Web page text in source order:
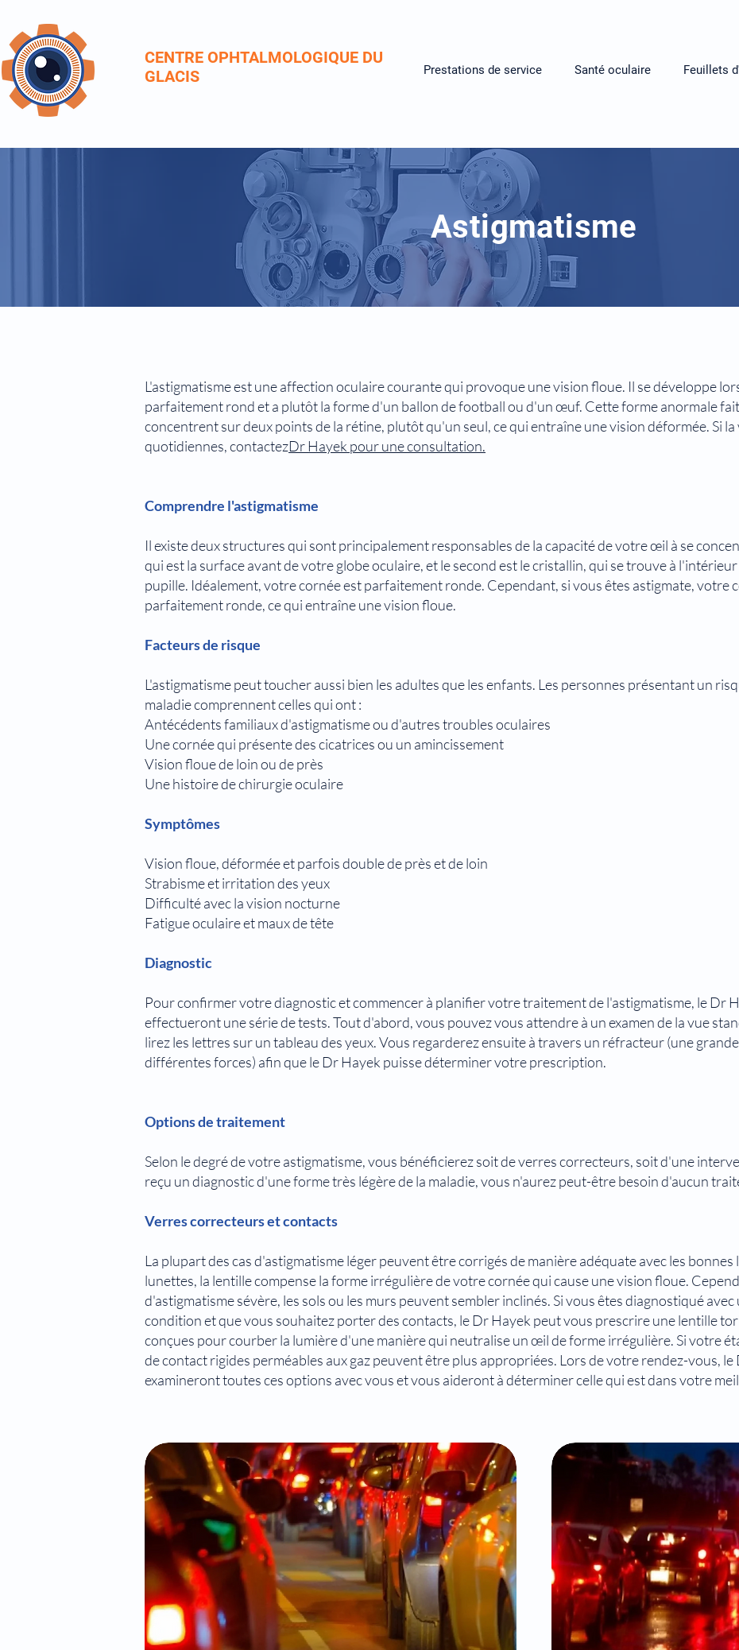
CENTRE OPHTALMOLOGIQUE DU
GLACIS
Prestations de service Santé oculaire Feuillets
Astigmatisme
L'astigmatisme est une affection oculaire courante qui provoque une vision floue. Il se développe
parfaitement rond et a plutôt la forme d'un ballon de football ou d'un œuf. Cette forme anormale
concentrent sur deux points de la rétine, plutôt qu'un seul, ce qui entraîne une vision déformée. Si
quotidiennes, contactezDr Hayek pour une consultation.
Comprendre l'astigmatisme
Il existe deux structures qui sont principalement responsables de la capacité de votre œil à se
qui est la surface avant de votre globe oculaire, et le second est le cristallin, qui se trouve à
pupille. Idéalement, votre cornée est parfaitement ronde. Cependant, si vous êtes astigmate, votre
parfaitement ronde, ce qui entraîne une vision floue.
Facteurs de risque
L'astigmatisme peut toucher aussi bien les adultes que les enfants. Les personnes présentant un
maladie comprennent celles qui ont :
Antécédents familiaux d'astigmatisme ou d'autres troubles oculaires
Une cornée qui présente des cicatrices ou un amincissement
Vision floue de loin ou de près
Une histoire de chirurgie oculaire
Symptômes
Vision floue, déformée et parfois double de près et de loin
Strabisme et irritation des yeux
Difficulté avec la vision nocturne
Fatigue oculaire et maux de tête
Diagnostic
Pour confirmer votre diagnostic et commencer à planifier votre traitement de l'astigmatisme, le Dr
effectueront une série de tests. Tout d'abord, vous pouvez vous attendre à un examen de la vue
lirez les lettres sur un tableau des yeux. Vous regarderez ensuite à travers un réfracteur (une
différentes forces) afin que le Dr Hayek puisse déterminer votre prescription.
Options de traitement
Selon le degré de votre astigmatisme, vous bénéficierez soit de verres correcteurs, soit d'une
reçu un diagnostic d'une forme très légère de la maladie, vous n'aurez peut-être besoin d'aucun
Verres correcteurs et contacts
La plupart des cas d'astigmatisme léger peuvent être corrigés de manière adéquate avec les
lunettes, la lentille compense la forme irrégulière de votre cornée qui cause une vision floue.
d'astigmatisme sévère, les sols ou les murs peuvent sembler inclinés. Si vous êtes diagnostiqué
condition et que vous souhaitez porter des contacts, le Dr Hayek peut vous prescrire une lentille
conçues pour courber la lumière d'une manière qui neutralise un œil de forme irrégulière. Si votre
de contact rigides perméables aux gaz peuvent être plus appropriées. Lors de votre rendez-vous,
examineront toutes ces options avec vous et vous aideront à déterminer celle qui est dans votre